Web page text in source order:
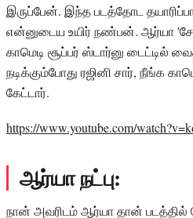
இருப்பேன். இந்த படத்தோட
என்னுடைய உயிர் நண்பன். ஆர்யா
காமெடி சூப்பர் ஸ்டார்னு டைட்டில்
நடிக்கும்போது ரஜினி சார், நீங்க
கேட்டார்.
https://www.youtube.com/
ஆர்யா நட்பு:
நான் அவரிடம் ஆர்யா தான்